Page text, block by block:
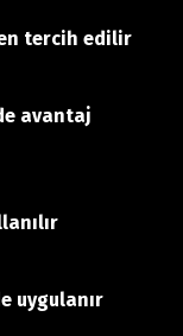
tercih edilir
avantaj
uygulanır